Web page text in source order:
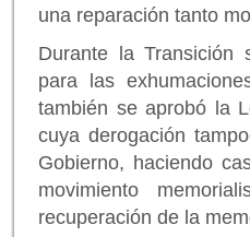
una reparación tanto
Durante la Transición
para las
también se aprobó la
cuya derogación
Gobierno, haciendo
movimiento
recuperación de la